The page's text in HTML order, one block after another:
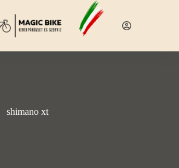
shimano xt